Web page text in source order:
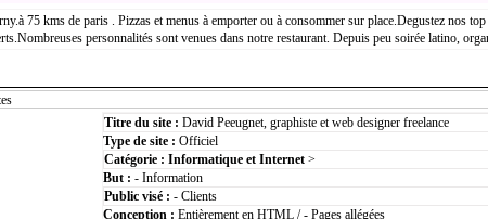
75 kms de paris . Pizzas et menus à emporter ou à consommer sur place.Degustez nos
personnalités sont venues dans notre restaurant. Depuis peu soirée latino,
Titre du site : David Peeugnet, graphiste et web designer freelance
Type de site : Officiel
Catégorie : Informatique et Internet >
But : - Information
Public visé : - Clients
Conception : Entièrement en HTML / - Pages allégées